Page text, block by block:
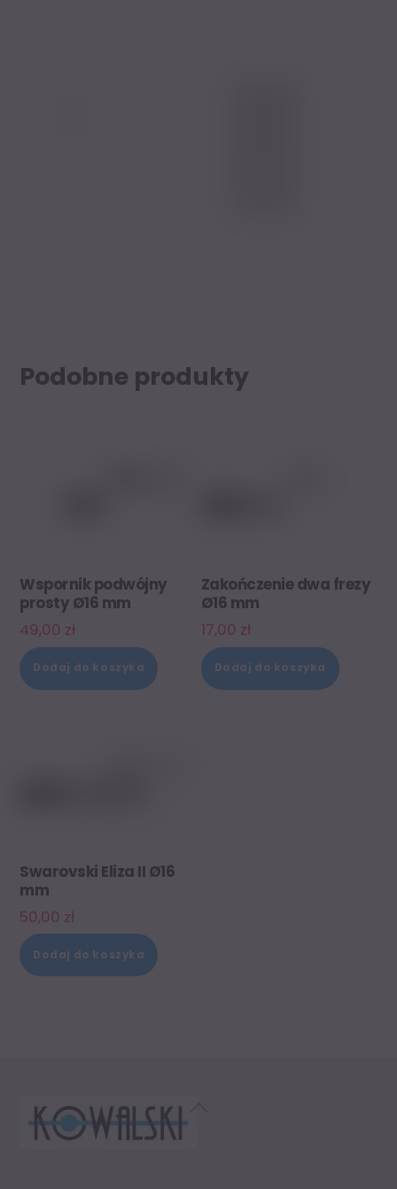
Podobne produkty
Wspornik podwójny
prosty Ø16 mm
49,00 zł
Dodaj do koszyka
Zakończenie dwa frezy
Ø16 mm
17,00 zł
Dodaj do koszyka
Swarovski Eliza II Ø16
mm
50,00 zł
Dodaj do koszyka